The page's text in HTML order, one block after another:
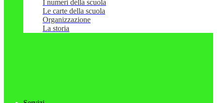
I numeri della scuola
Le carte della scuola
Organizzazione
La storia